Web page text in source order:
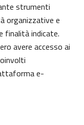
strumenti
organizzative e
finalità indicate.
avere accesso ai
e-